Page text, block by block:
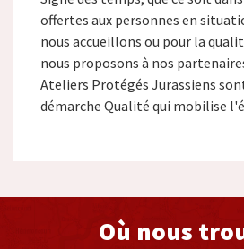
offertes aux personnes en
nous accueillons ou pour la
nous proposons à nos
Ateliers Protégés Jurassiens
démarche Qualité qui mobilise
Où nous